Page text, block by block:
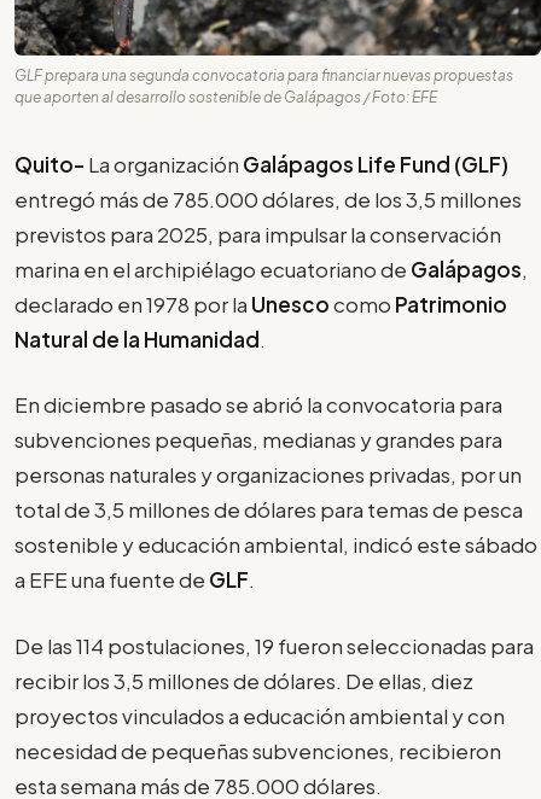
GLF prepara una segunda convocatoria para financiar nuevas propuestas
que aporten al desarrollo sostenible de Galápagos / Foto: EFE
Quito- La organización Galápagos Life Fund (GLF)
entregó más de 785.000 dólares, de los 3,5 millones
previstos para 2025, para impulsar la conservación
marina en el archipiélago ecuatoriano de Galápagos,
declarado en 1978 por la Unescocomo Patrimonio
Natural de la Humanidad.
En diciembre pasado se abrió la convocatoria para
subvenciones pequeñas, medianas y grandes para
personas naturales y organizaciones privadas, por un
total de 3,5 millones de dólares para temas de pesca
sostenible y educación ambiental, indicó este sábado
a EFE una fuente de GLF.
De las 114 postulaciones, 19 fueron seleccionadas para
recibir los 3,5 millones de dólares. De ellas, diez
proyectos vinculados a educación ambiental y con
necesidad de pequeñas subvenciones, recibieron
esta semana más de 785.000 dólares.